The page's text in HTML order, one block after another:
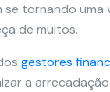
se tornando uma
de muitos.
gestores
a